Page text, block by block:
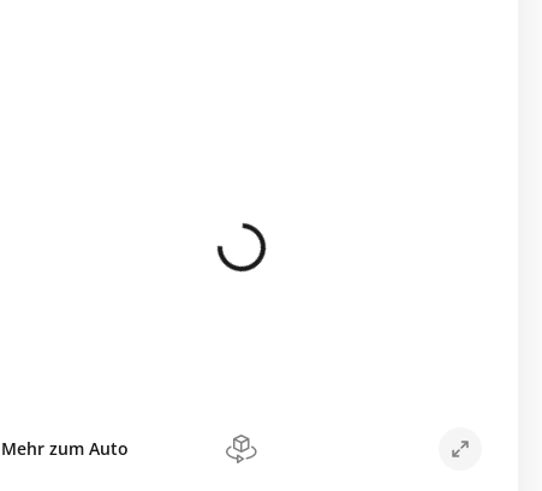
Mehr zum Auto